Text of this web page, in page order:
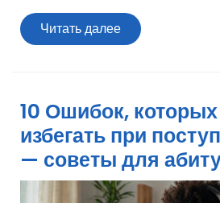
Читать далееЧитать
далее
10 Ошибок, которых
избегать при
— советы для